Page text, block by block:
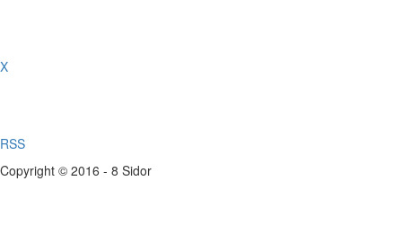
X
RSS
Copyright © 2016 - 8 Sidor